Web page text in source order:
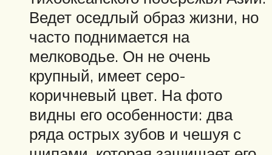
Ведет оседлый образ жизни, но
часто поднимается на
мелководье. Он не очень
крупный, имеет серо-
коричневый цвет. На фото
видны его особенности: два
ряда острых зубов и чешуя с